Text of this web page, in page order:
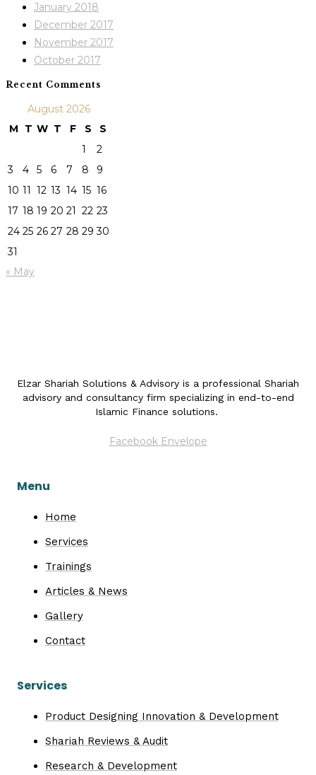
January 2018
December 2017
November 2017
October 2017
Recent Comments
August 2026
M
T W T F S
S
1
2
3
4 5 6 7 8
9
10 11 12 13 14 15 16
17 18 19 20 21 22 23
24 25 26 27 28 29 30
31
« May
Elzar Shariah Solutions & Advisory is a professional Shariah
advisory and consultancy firm specializing in end-to-end
Islamic Finance solutions.
Facebook Envelope
Menu
Home
Services
Trainings
Articles & News
Gallery
Contact
Services
Product Designing Innovation & Development
Shariah Reviews & Audit
Research & Development